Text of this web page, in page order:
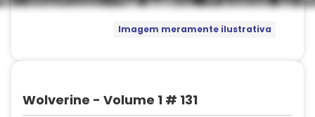
Imagem meramente ilustrativa
Wolverine - Volume 1 # 131